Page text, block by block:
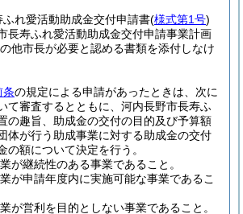
れ愛活動助成金交付申請書(様式第1号)
長寿ふれ愛活動助成金交付申請事業計画
他市長が必要と認める書類を添付しなけ
条の規定による申請があったときは、次に
て審査するとともに、河内長野市長寿ふ
の趣旨、助成金の交付の目的及び予算額
体が行う助成事業に対する助成金の交付
の額について決定を行う。
が継続性のある事業であること。
が申請年度内に実施可能な事業であるこ
が営利を目的としない事業であること。